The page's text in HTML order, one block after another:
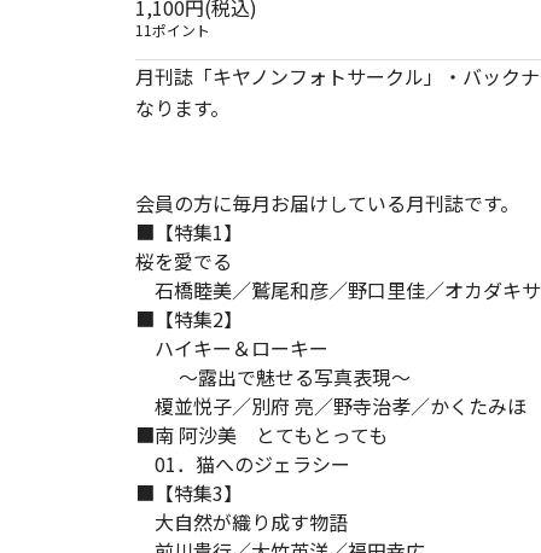
1,100円(税込)
11ポイント
月刊誌「キヤノンフォトサークル」・バッ
なります。
会員の方に毎月お届けしている月刊誌です。
■【特集1】
桜を愛でる
石橋睦美／鷲尾和彦／野口里佳／オカダキ
■【特集2】
ハイキー＆ローキー
～露出で魅せる写真表現～
榎並悦子／別府 亮／野寺治孝／かくたみほ
■南 阿沙美 とてもとっても
01．猫へのジェラシー
■【特集3】
大自然が織り成す物語